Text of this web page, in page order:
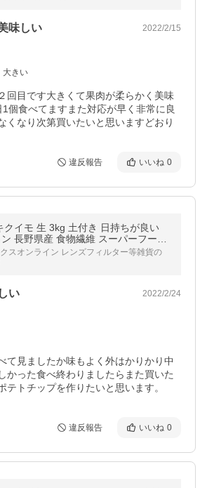
味しい 2022/2/15
大きい
回目です大きくて果肉が柔らかく美味
1個食べてますまた対応が早く非常に良
くなり次第買いたいと思いますどおり
違反報告 いいね 0
クイモ 生 3kg 土付き 日持ちが良い
野県産 食物繊維 スーパーフード
中性脂肪 栄養素
クスオンライン レンズフィルター等雑貨の
い 2022/2/24
て見ましたか味もよく外はかりかり中
かった食べ終わりましたらまた買いた
テトチップを作りたいと思います。
違反報告 いいね 0